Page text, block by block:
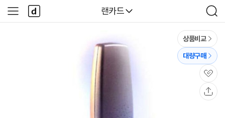
다나와
랜카드
검
색
사
이
다
나
와
상품비교
대량구매
관
심